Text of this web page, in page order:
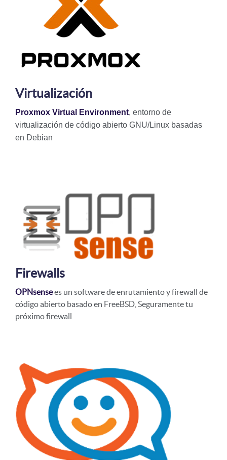
Virtualización
Proxmox Virtual Environment, entorno de
virtualización de código abierto GNU/Linux basadas
en Debian
Firewalls
OPNsensees un software de enrutamiento y firewall de
código abierto basado en FreeBSD, Seguramente tu
próximo firewall